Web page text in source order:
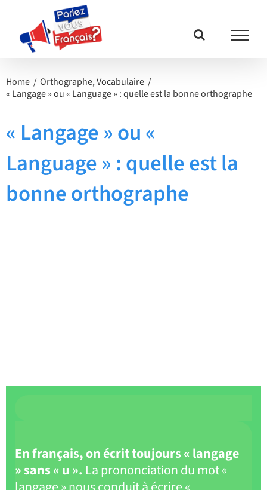
contenu
Home Orthographe Vocabulaire
« Langage » ou « Language » : quelle est la bonne orthographe
« Langage » ou «
Language » : quelle est la
bonne orthographe
En français, on écrit toujours « langage
» sans « u ». La prononciation du mot «